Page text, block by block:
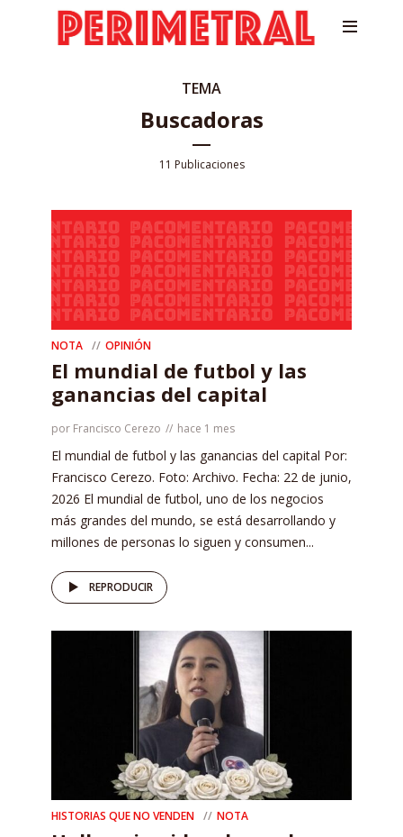
TEMA
Buscadoras
11 Publicaciones
NOTA OPINIÓN
El mundial de futbol y las
ganancias del capital
por Francisco Cerezo hace 1 mes
El mundial de futbol y las ganancias del capital Por:
Francisco Cerezo. Foto: Archivo. Fecha: 22 de junio,
2026 El mundial de futbol, uno de los negocios
más grandes del mundo, se está desarrollando y
millones de personas lo siguen y consumen...
REPRODUCIR
HISTORIAS QUE NO VENDEN NOTA